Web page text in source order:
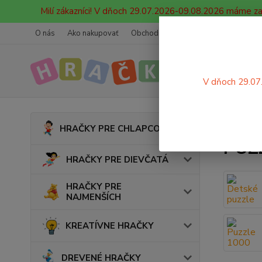
Milí zákazníci! V dňoch 29.07.2026-09.08.2026 máme
O nás Ako nakupovať Obchodné podmienky
HRAČKY PRE CHLAPCOV
HRAČKY PRE DIEVČATÁ
HRAČKY PRE
NAJMENŠÍCH
KREATÍVNE HRAČKY
DREVENÉ HRAČKY
V dňoch